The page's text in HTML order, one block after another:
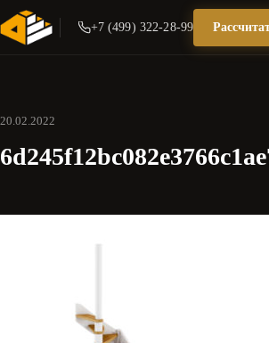
+7 (499) 322-28-99
20.02.2022